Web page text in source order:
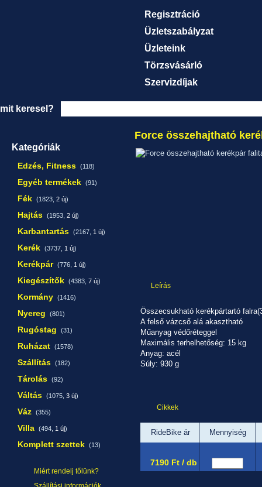
Regisztráció
Üzletszabályzat
Üzleteink
Törzsvásárló
Szervizdíjak
mit keresel?
Kategóriák
Edzés, Fitness (118)
Egyéb termékek (91)
Fék (1823, 2 új)
Hajtás (1953, 2 új)
Karbantartás (2167, 1 új)
Kerék (3737, 1 új)
Kerékpár (776, 1 új)
Kiegészítők (4383, 7 új)
Kormány (1416)
Nyereg (801)
Rugóstag (31)
Ruházat (1578)
Szállítás (182)
Tárolás (92)
Váltás (1075, 3 új)
Váz (355)
Villa (494, 1 új)
Komplett szettek (13)
Miért rendelj tőlünk?
Force összehajtható
Leírás
Összecsukható kerékpártartó
A felső vázcső alá akasztható
Műanyag védőréteggel
Maximális terhelhetőség: 15 kg
Anyag: acél
Súly: 930 g
Cikkek
RideBike ár Mennyiség
7190 Ft / db